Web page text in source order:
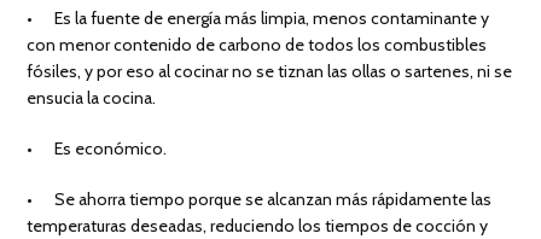
• Es la fuente de energía más limpia, menos contaminante y
con menor contenido de carbono de todos los combustibles
fósiles, y por eso al cocinar no se tiznan las ollas o sartenes, ni se
ensucia la cocina.
• Es económico.
• Se ahorra tiempo porque se alcanzan más rápidamente las
temperaturas deseadas, reduciendo los tiempos de cocción y